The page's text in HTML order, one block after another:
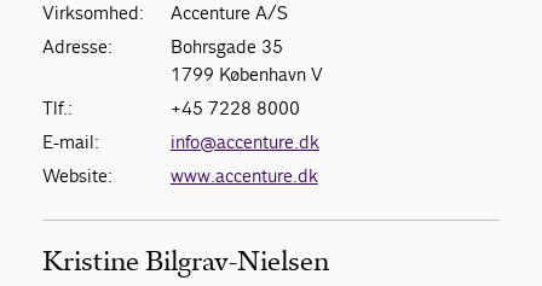
Virksomhed:
Accenture A/S
Adresse:
Bohrsgade 35
1799 København V
Tlf.:
+45 7228 8000
E-mail:
info@accenture.dk
Website:
www.accenture.dk
Kristine Bilgrav-Nielsen